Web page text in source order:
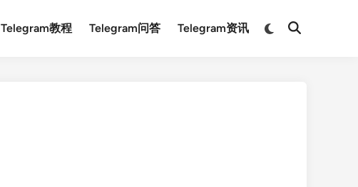
Telegram教程 Telegram问答 Telegram资讯
Switch
Open